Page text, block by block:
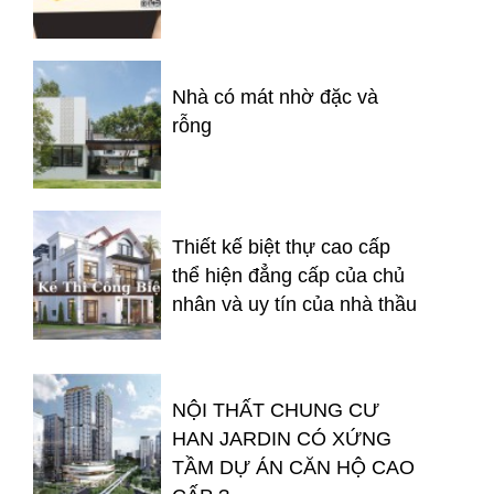
Nhà có mát nhờ đặc và
rỗng
Thiết kế biệt thự cao cấp
thể hiện đẳng cấp của chủ
nhân và uy tín của nhà thầu
NỘI THẤT CHUNG CƯ
HAN JARDIN CÓ XỨNG
TẦM DỰ ÁN CĂN HỘ CAO